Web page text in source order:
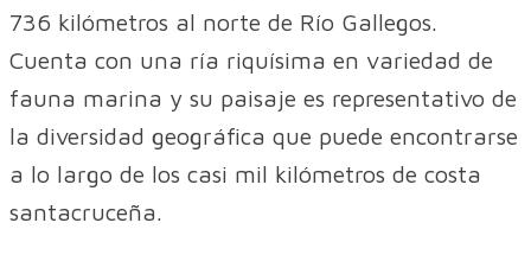
736 kilómetros al norte de Río Gallegos.
Cuenta con una ría riquísima en variedad de
fauna marina y su paisaje es representativo de
la diversidad geográfica que puede encontrarse
a lo largo de los casi mil kilómetros de costa
santacruceña.